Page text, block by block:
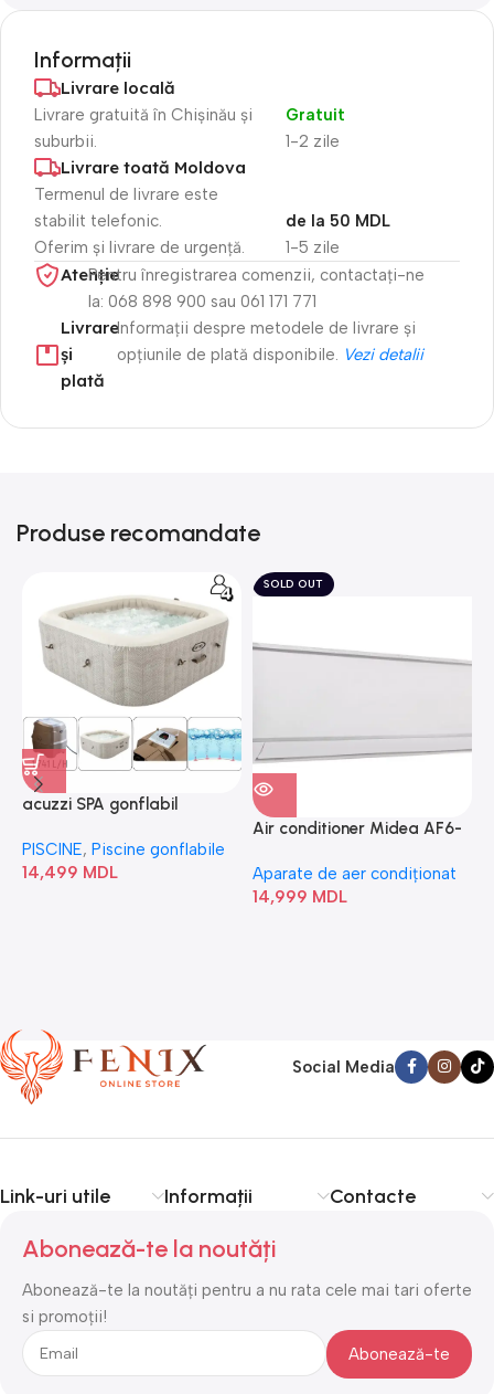
Informații
Livrare locală
Livrare gratuită în Chișinău și
suburbii.
1-2 zile
Gratuit
Livrare toată Moldova
Termenul de livrare este
stabilit telefonic.
Oferim și livrare de urgență.
1-5 zile
de la 50 MDL
Atenție​Pentru înregistrarea comenzii, contactați-ne
la: 068 898 900 sau 061 171 771
Livrare
și
plată
Informații despre metodele de livrare și
opțiunile de plată disponibile. Vezi detalii
Produse recomandate
acuzzi SPA gonflabil
Bubble” 28446
PISCINE, Piscine gonflabile
14,499 MDL
SOLD OUT
Air conditioner Midea AF6-
Aparate de aer condiționat
14,999 MDL
Social Media
Link-uri utile Informații Contacte
Abonează-te la noutăți
Abonează-te la noutăți pentru a nu rata cele mai tari oferte
si promoții!